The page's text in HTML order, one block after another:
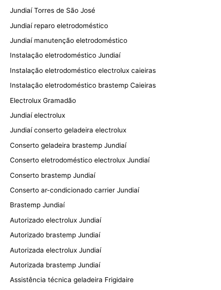
Jundiaí Torres de São José
Jundiaí reparo eletrodoméstico
Jundiaí manutenção eletrodoméstico
Instalação eletrodoméstico Jundiaí
Instalação eletrodoméstico electrolux caieiras
Instalação eletrodoméstico brastemp Caieiras
Electrolux Gramadão
Jundiaí electrolux
Jundiaí conserto geladeira electrolux
Conserto geladeira brastemp Jundiaí
Conserto eletrodoméstico electrolux Jundiaí
Conserto brastemp Jundiaí
Conserto ar-condicionado carrier Jundiaí
Brastemp Jundiaí
Autorizado electrolux Jundiaí
Autorizado brastemp Jundiaí
Autorizada electrolux Jundiaí
Autorizada brastemp Jundiaí
Assistência técnica geladeira Frigidaire